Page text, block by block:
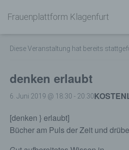
Frauenplattform Klagenfurt
« Alle Veranstaltungen
Diese Veranstaltung hat bereits
denken erlaubt
6. Juni 2019 @ 18:30 - 20:30
[denken } erlaubt]
Bücher am Puls der Zeit und